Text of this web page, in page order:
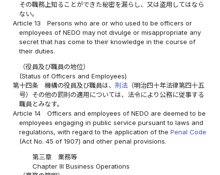
その職務上知ることができた秘密を漏らし、又は盗用してはなら
ない。
Article 13
Persons who are or who used to be officers or
employees of NEDO may not divulge or misappropriate any
secret that has come to their knowledge in the course of
their duties.
（役員及び職員の地位）
(Status of Officers and Employees)
第十四条
機構の役員及び職員は、刑法 （明治四十年法律第四十五
号）その他の罰則の適用については、法令により公務に従事する
職員とみなす。
Article 14
Officers and employees of NEDO are deemed to be
employees engaging in public service pursuant to laws and
regulations, with regard to the application of thePenal Code
(Act No. 45 of 1907) and other penal provisions.
第三章 業務等
Chapter III Business Operations